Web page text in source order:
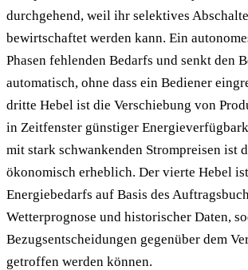
durchgehend, weil ihr selektives
bewirtschaftet werden kann. Ein
Phasen fehlenden Bedarfs und senkt den
automatisch, ohne dass ein Bediener
dritte Hebel ist die Verschiebung von
in Zeitfenster günstiger
mit stark schwankenden Strompreisen ist
ökonomisch erheblich. Der vierte Hebel
Energiebedarfs auf Basis des
Wetterprognose und historischer Daten,
Bezugsentscheidungen gegenüber dem
getroffen werden können.